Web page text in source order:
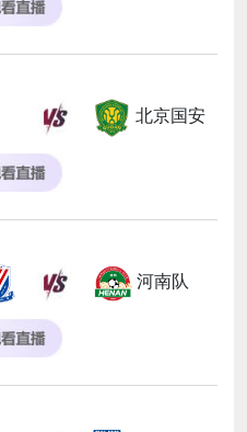
北京国安
河南队